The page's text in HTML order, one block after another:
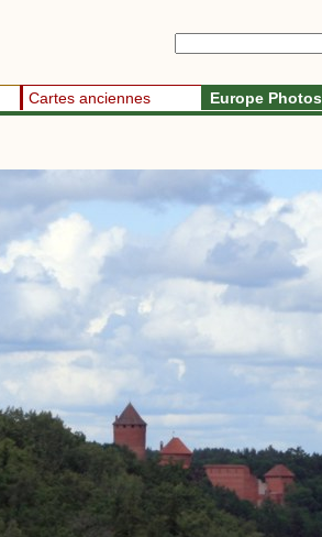
Cartes anciennes Europe Photos